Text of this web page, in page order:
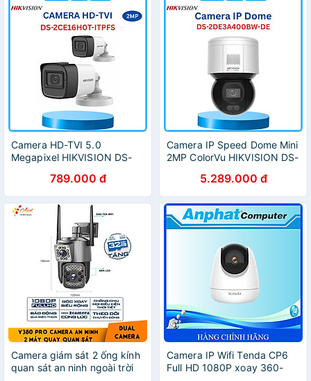
2CD1347G2-LUF)- hàng
chính hãng
Camera HD-TVI 5.0
Megapixel HIKVISION DS-
Âm hồng ngoại ban đêm -
Hàng chính hãng
789.000 đ
Camera IP Speed Dome Mini
2MP ColorVu HIKVISION DS-
Đàm thoại 2 chiều, màu ban
đêm ,.-Hàng chính hãng
5.289.000 đ
Camera giám sát 2 ống kính
quan sát an ninh ngoài trời
Camera IP Wifi Tenda CP6
Full HD 1080P xoay 360-